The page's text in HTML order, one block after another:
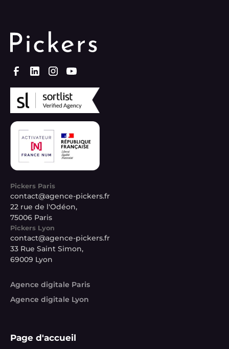
Pickers Paris
contact@agence-pickers.fr
22 rue de l'Odéon,
75006 Paris
Pickers Lyon
contact@agence-pickers.fr
33 Rue Saint Simon,
69009 Lyon
Agence digitale Paris
Agence digitale Lyon
Page d'accueil